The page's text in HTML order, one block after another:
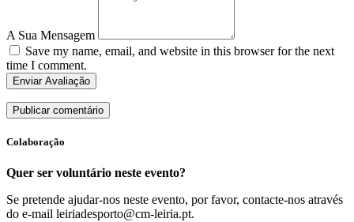
A Sua Mensagem
Save my name, email, and website in this browser for the next
time I comment.
Enviar Avaliação
Colaboração
Quer ser voluntário neste evento?
Se pretende ajudar-nos neste evento, por favor, contacte-nos através
do e-mail leiriadesporto@cm-leiria.pt.